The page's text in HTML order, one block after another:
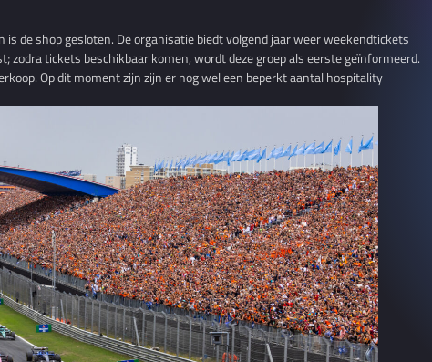
de shop gesloten. De organisatie biedt volgend jaar weer weekendtickets
tickets beschikbaar komen, wordt deze groep als eerste geïnformeerd.
Op dit moment zijn zijn er nog wel een beperkt aantal hospitality